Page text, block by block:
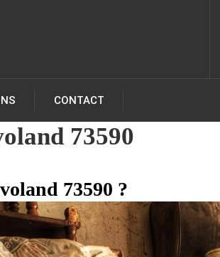
CONTACT
73590
73590 ?